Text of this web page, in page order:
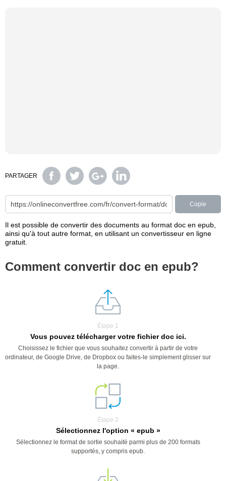
PARTAGER
Copie
Il est possible de convertir des documents au format doc en epub,
ainsi qu'à tout autre format, en utilisant un convertisseur en ligne
gratuit.
Comment convertir doc en epub?
Étape 1
Vous pouvez télécharger votre fichier doc ici.
Choisissez le fichier que vous souhaitez convertir à partir de votre
ordinateur, de Google Drive, de Dropbox ou faites-le simplement glisser sur
la page.
Étape 2
Sélectionnez l'option « epub »
Sélectionnez le format de sortie souhaité parmi plus de 200 formats
supportés, y compris epub.